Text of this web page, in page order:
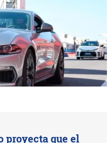
proyecta que el